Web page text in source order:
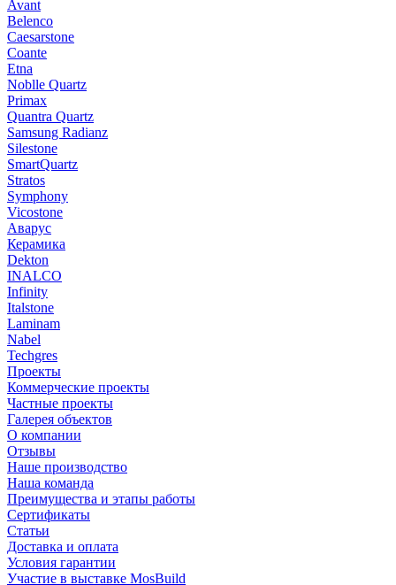
Avant
Belenco
Caesarstone
Coante
Etna
Noblle Quartz
Primax
Quantra Quartz
Samsung Radianz
Silestone
SmartQuartz
Stratos
Symphony
Vicostone
Аварус
Керамика
Dekton
INALCO
Infinity
Italstone
Laminam
Nabel
Techgres
Проекты
Коммерческие проекты
Частные проекты
Галерея объектов
О компании
Отзывы
Наше производство
Наша команда
Преимущества и этапы работы
Сертификаты
Статьи
Доставка и оплата
Условия гарантии
Участие в выставке MosBuild